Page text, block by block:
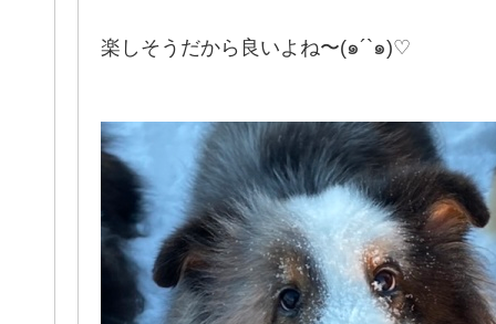
楽しそうだから良いよね〜(๑´`๑)♡